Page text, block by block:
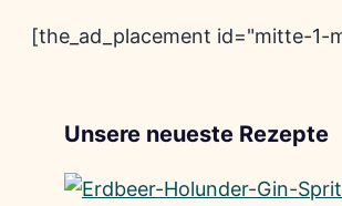
[the_ad_placement id="mitte-1-
Unsere neueste Rezepte